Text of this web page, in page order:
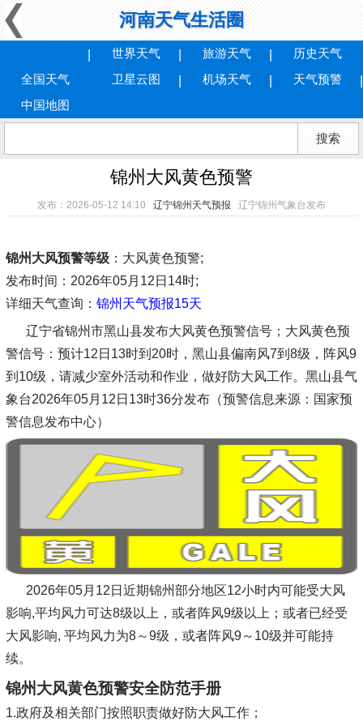
河南天气生活圈
全国天气
世界天气 旅游天气
历史天气
卫星云图
机场天气
天气预警
中国地图
锦州大风黄色预警
发布：2026-05-12 14:10 辽宁锦州天气预报 辽宁锦州气象台发布
锦州大风预警等级：大风黄色预警;
发布时间 ：2026年05月12日14时;
详细天气查询： 锦州天气预报15天
辽宁省锦州市黑山县发布大风黄色预警信号；大风黄色预
警信号：预计12日13时到20时，黑山县偏南风7到8级，阵风9
到10级，请减少室外活动和作业，做好防大风工作。黑山县气
象台2026年05月12日13时36分发布（预警信息来源：国家预
警信息发布中心）
2026年05月12日近期锦州部分地区12小时内可能受大风
影响,平均风力可达8级以上，或者阵风9级以上；或者已经受
大风影响, 平均风力为8～9级，或者阵风9～10级并可能持
续。
锦州大风黄色预警安全防范手册
1.政府及相关部门按照职责做好防大风工作；